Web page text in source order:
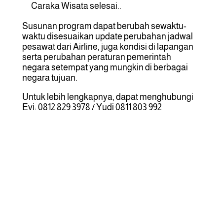
Caraka Wisata selesai..
Susunan program dapat berubah sewaktu-
waktu disesuaikan update perubahan jadwal
pesawat dari Airline, juga kondisi di lapangan
serta perubahan peraturan pemerintah
negara setempat yang mungkin di berbagai
negara tujuan.
Untuk lebih lengkapnya, dapat menghubungi
Evi: 0812 829 3978 / Yudi 0811 803 992